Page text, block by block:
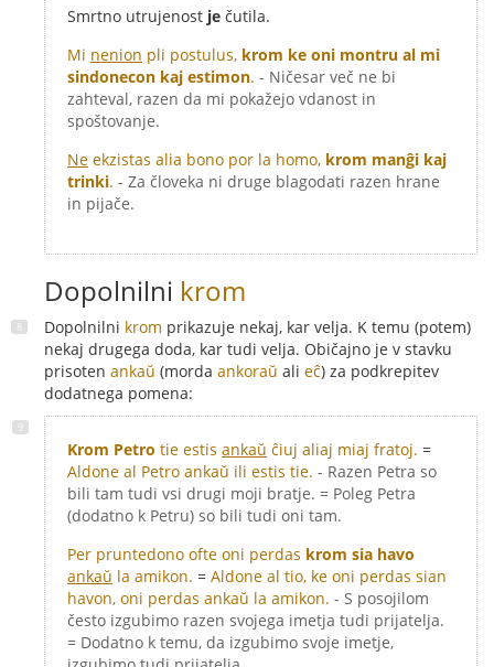
Smrtno utrujenost je čutila.
Mi nenion pli postulus, krom ke oni montru al mi
sindonecon kaj estimon. - Ničesar več ne bi
zahteval, razen da mi pokažejo vdanost in
spoštovanje.
Ne ekzistas alia bono por la homo, krom manĝi kaj
trinki. - Za človeka ni druge blagodati razen hrane
in pijače.
Dopolnilni krom
Dopolnilni krom prikazuje nekaj, kar velja. K temu (potem)
nekaj drugega doda, kar tudi velja. Običajno je v stavku
prisoten ankaŭ (morda ankoraŭ ali eĉ) za podkrepitev
dodatnega pomena:
Krom Petro tie estis ankaŭ ĉiuj aliaj miaj fratoj. =
Aldone al Petro ankaŭ ili estis tie. - Razen Petra so
bili tam tudi vsi drugi moji bratje. = Poleg Petra
(dodatno k Petru) so bili tudi oni tam.
Per pruntedono ofte oni perdas krom sia havo
ankaŭ la amikon. = Aldone al tio, ke oni perdas sian
havon, oni perdas ankaŭ la amikon. - S posojilom
često izgubimo razen svojega imetja tudi prijatelja.
= Dodatno k temu, da izgubimo svoje imetje,